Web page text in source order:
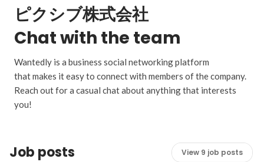
ピクシブ株式会社
Chat with the team
Wantedly is a business social networking platform
that makes it easy to connect with members of the company.
Reach out for a casual chat about anything that interests
you!
Job posts View 9 job posts